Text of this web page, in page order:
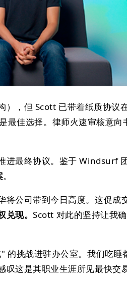
），但 Scott 已带着纸质协议
最佳选择。律师火速审核意向
进最终协议。鉴于 Windsurf
。
公司带到今日高度。这促成
兑现。Scott 对此的坚持让我
的挑战进驻办公室。我们吃睡
叹这是其职业生涯所见最快交